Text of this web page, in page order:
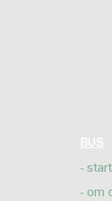
BUS
start
om